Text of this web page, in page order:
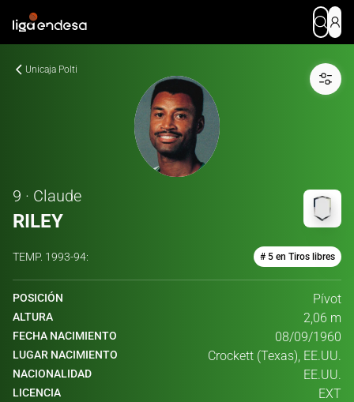
Unicaja Polti
9 · Claude
RILEY
TEMP. 1993-94: # 5 en Tiros libres
POSICIÓN Pívot
ALTURA 2,06 m
FECHA NACIMIENTO 08/09/1960
LUGAR NACIMIENTO Crockett (Texas), EE.UU.
NACIONALIDAD EE.UU.
LICENCIA EXT